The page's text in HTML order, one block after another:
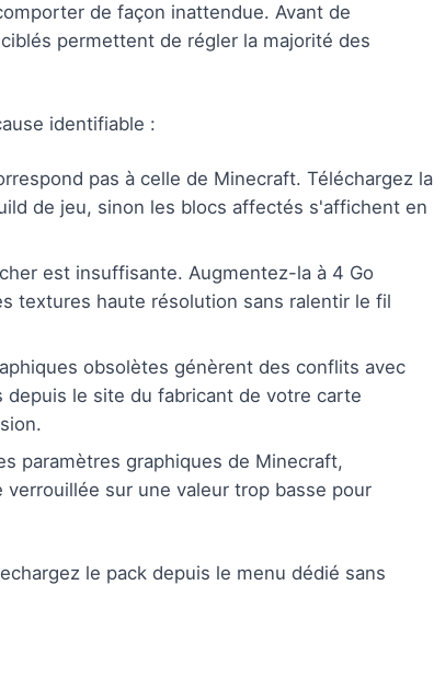
de façon inattendue. Avant de
permettent de régler la majorité des
identifiable :
pas à celle de Minecraft. Téléchargez la
de jeu, sinon les blocs affectés s'affichent en
est insuffisante. Augmentez-la à 4 Go
textures haute résolution sans ralentir le fil
obsolètes génèrent des conflits avec
le site du fabricant de votre carte
paramètres graphiques de Minecraft,
sur une valeur trop basse pour
le pack depuis le menu dédié sans